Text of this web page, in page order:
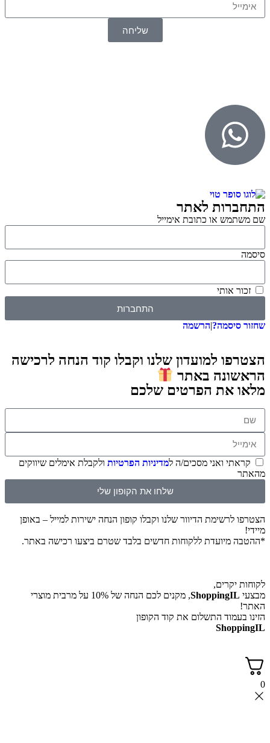
שליחה
התחברות לאתר
שם משתמש או כתובת אימייל
סיסמה
זכור אותי
התחברות
שחזור סיסמה?|הרשמה
הצטרפו למועדון שלנו וקבלו קוד הנחה לרכישה
הראשונה באתר
מלאו את הפרטים שלכם
קראתי ואני מסכים/ה למדיניות הפרטיות ולקבלת אימלים שיווקים
מהאתר
שלחו את הקופון שלי
הצטרפו לרשימת הדיוור שלנו וקבלו קופון הנחה ישירות למייל – באופן
מיידי!
*ההטבה מיועדת ללקוחות חדשים בלבד שטרם ביצעו רכישה באתר.
לקוחות יקרים,
מבצעי ShoppingIL
, מקנים לכם הנחה של 10% על מרבית מוצרי
האתר!
הזינו בעמוד התשלום את קוד הקופון
ShoppingIL
0